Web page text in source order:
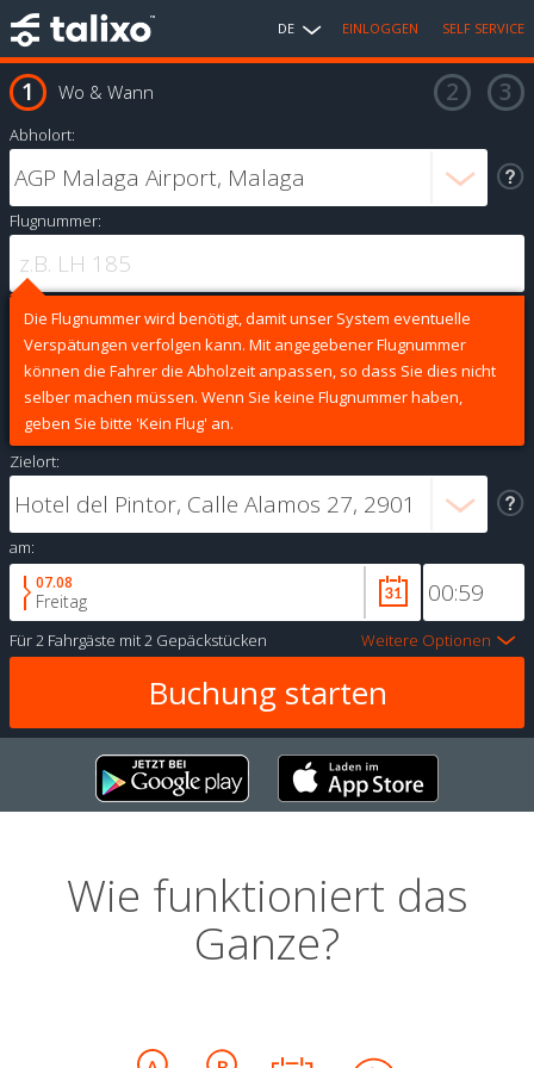
DE EINLOGGEN SELF SERVICE
Wo & Wann
Abholort:
Flugnummer:
Die Flugnummer wird benötigt, damit unser System eventuelle
Verspätungen verfolgen kann. Mit angegebener Flugnummer
können die Fahrer die Abholzeit anpassen, so dass Sie dies nicht
selber machen müssen. Wenn Sie keine Flugnummer haben,
geben Sie bitte 'Kein Flug' an.
Zielort:
am:
07.08
Freitag
Für2 Fahrgäste mit2 Gepäckstücken Weitere Optionen
Wie funktioniert das
Ganze?